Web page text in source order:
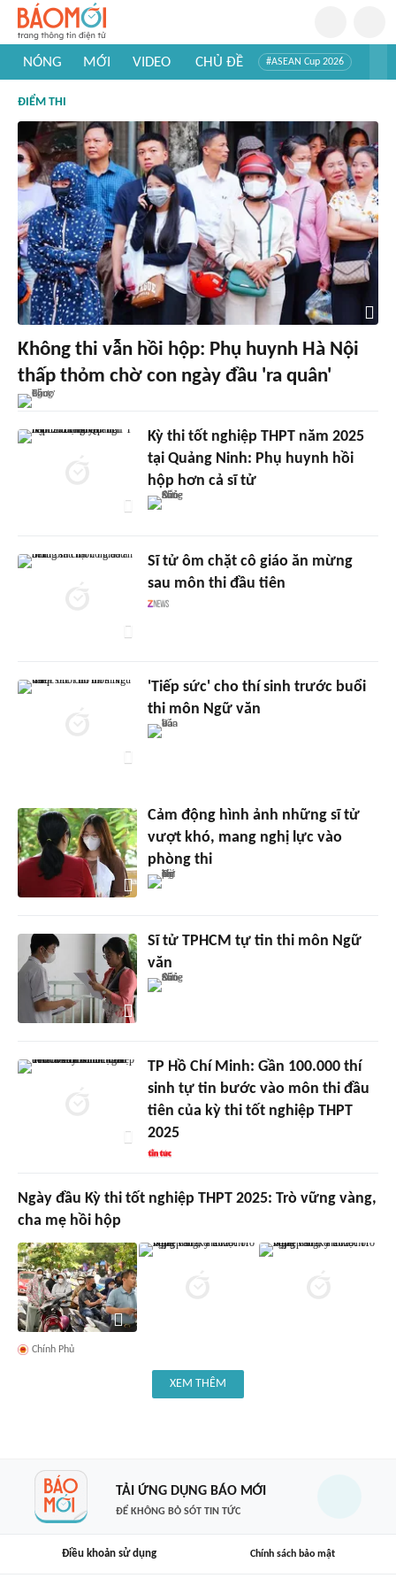
NÓNG MỚI VIDEO CHỦ ĐỀ #ASEAN Cup 2026
#Khám phá thế giới
ĐIỂM THI
Không thi vẫn hồi hộp: Phụ huynh Hà Nội
thấp thỏm chờ con ngày đầu 'ra quân'
Kỳ thi tốt nghiệp THPT năm 2025
tại Quảng Ninh: Phụ huynh hồi
hộp hơn cả sĩ tử
Sĩ tử ôm chặt cô giáo ăn mừng
sau môn thi đầu tiên
'Tiếp sức' cho thí sinh trước buổi
thi môn Ngữ văn
Cảm động hình ảnh những sĩ tử
vượt khó, mang nghị lực vào
phòng thi
Sĩ tử TPHCM tự tin thi môn Ngữ
văn
TP Hồ Chí Minh: Gần 100.000 thí
sinh tự tin bước vào môn thi đầu
tiên của kỳ thi tốt nghiệp THPT
2025
Ngày đầu Kỳ thi tốt nghiệp THPT 2025: Trò vững vàng,
cha mẹ hồi hộp
Chính Phủ
XEM THÊM
TẢI ỨNG DỤNG BÁO MỚI
ĐỂ KHÔNG BỎ SÓT TIN TỨC
Điều khoản sử dụng Chính sách bảo mật